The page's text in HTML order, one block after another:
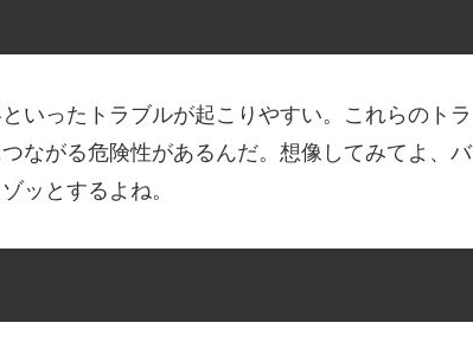
いったトラブルが起こりやすい。これらのトラ
ながる危険性があるんだ。想像してみてよ、バ
ッとするよね。